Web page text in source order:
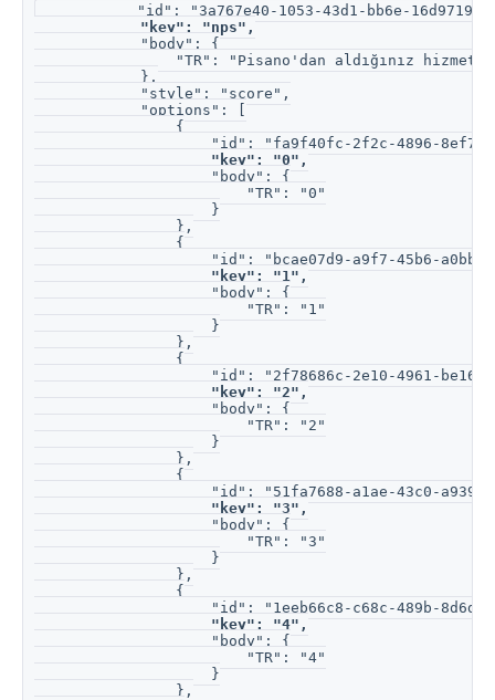
"id": "3a767e40-1053-43d1-bb6e-
"key": "nps",
            "body": {
"TR": "Pisano'dan aldığınız hizmeti
            },
            "style": "score",
            "options": [
                {
"id": "fa9f40fc-2f2c-4896-8ef7-
"key": "0",
                    "body": {
                        "TR": "0"
                    }
                },
                {
"id": "bcae07d9-a9f7-45b6-a0bb-
"key": "1",
                    "body": {
                        "TR": "1"
                    }
                },
                {
"id": "2f78686c-2e10-4961-be16-
"key": "2",
                    "body": {
                        "TR": "2"
                    }
                },
                {
"id": "51fa7688-a1ae-43c0-a939-
"key": "3",
                    "body": {
                        "TR": "3"
                    }
                },
                {
"id": "1eeb66c8-c68c-489b-8d6d-
"key": "4",
                    "body": {
                        "TR": "4"
                    }
                },